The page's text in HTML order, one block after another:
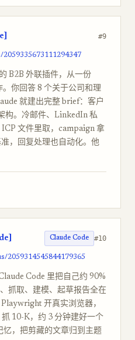
#9
B2B 外联插件，从一份
你回答 8 个关于公司和理
就建出完整 brief：客户
构。冷邮件、LinkedIn 私
文件里取，campaign 拿
，回复处理也自动化。他
Claude Code #10
2059314545844179365
Code 里把自己约 90%
抓取、建模、起草报告全在
开真实浏览器，
10-K，约 3 分钟建好一个
忆，把剪藏的文章归到主题